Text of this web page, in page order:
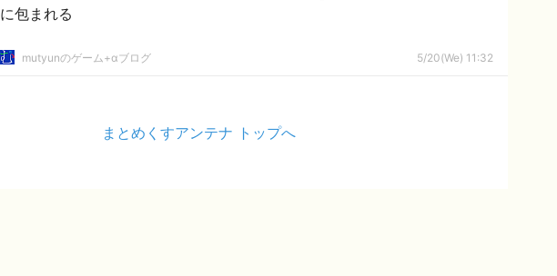
に包まれる
mutyunのゲーム+αブログ 5/20(We) 11:32
まとめくすアンテナ トップへ